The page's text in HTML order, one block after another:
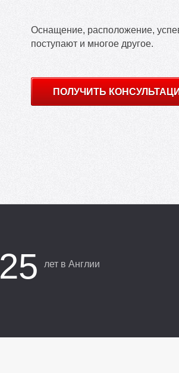
Оснащение, расположение,
поступают и многое другое.
ПОЛУЧИТЬ
25 лет в Англии